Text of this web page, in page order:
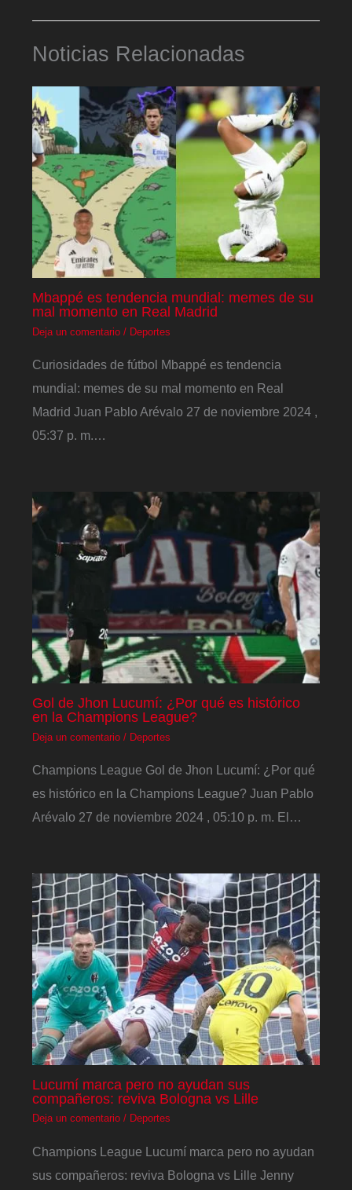
Noticias Relacionadas
Mbappé es tendencia mundial: memes de su
mal momento en Real Madrid
Deja un comentario / Deportes
Curiosidades de fútbol Mbappé es tendencia
mundial: memes de su mal momento en Real
Madrid Juan Pablo Arévalo 27 de noviembre 2024 ,
05:37 p. m.…
Gol de Jhon Lucumí: ¿Por qué es histórico
en la Champions League?
Deja un comentario / Deportes
Champions League Gol de Jhon Lucumí: ¿Por qué
es histórico en la Champions League? Juan Pablo
Arévalo 27 de noviembre 2024 , 05:10 p. m. El…
Lucumí marca pero no ayudan sus
compañeros: reviva Bologna vs Lille
Deja un comentario / Deportes
Champions League Lucumí marca pero no ayudan
sus compañeros: reviva Bologna vs Lille Jenny